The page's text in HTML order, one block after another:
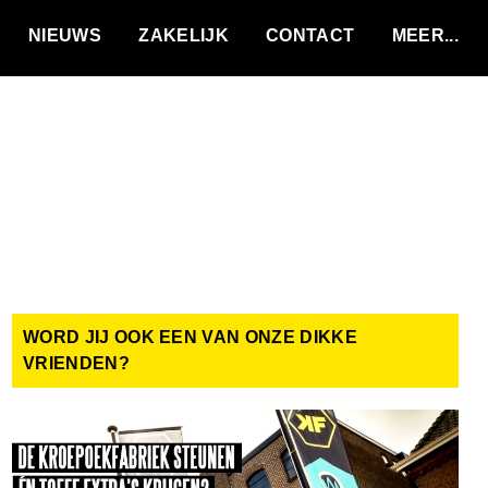
NIEUWS ZAKELIJK CONTACT
WORD JIJ OOK EEN VAN ONZE DIKKE
VRIENDEN?